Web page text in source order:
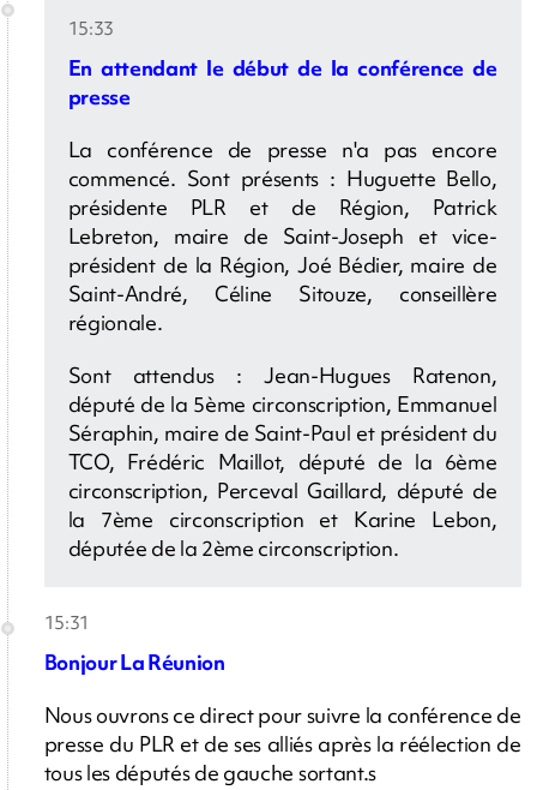
15:33
En attendant le début de la conférence de
presse
La conférence de presse n'a pas encore
commencé. Sont présents : Huguette Bello,
présidente PLR et de Région, Patrick
Lebreton, maire de Saint-Joseph et vice-
président de la Région, Joé Bédier, maire de
Saint-André, Céline Sitouze, conseillère
régionale.
Sont attendus : Jean-Hugues Ratenon,
député de la 5ème circonscription, Emmanuel
Séraphin, maire de Saint-Paul et président du
TCO, Frédéric Maillot, député de la 6ème
circonscription, Perceval Gaillard, député de
la 7ème circonscription et Karine Lebon,
députée de la 2ème circonscription.
15:31
Bonjour La Réunion
Nous ouvrons ce direct pour suivre la conférence de
presse du PLR et de ses alliés après la réélection de
tous les députés de gauche sortant.s